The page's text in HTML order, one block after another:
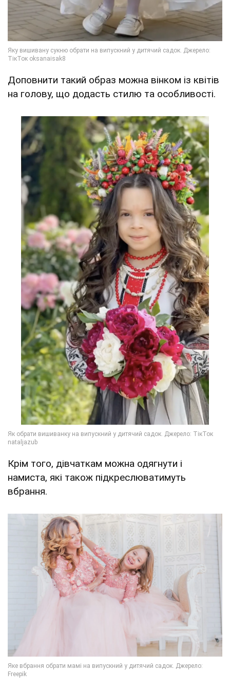
Доповнити такий образ можна вінком із квітів
на голову, що додасть стилю та особливості.
Крім того, дівчаткам можна одягнути і
намиста, які також підкреслюватимуть
вбрання.